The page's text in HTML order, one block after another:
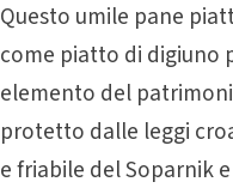
Questo umile pane
come piatto di digiuno
elemento del
protetto dalle leggi
e friabile del Soparnik